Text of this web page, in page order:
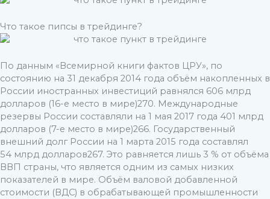
Что такое пипсы в трейдинге?
По данным «Всемирной книги фактов ЦРУ», по
состоянию на 31 декабря 2014 года объём накопленных в
России иностранных инвестиций равнялся 606 млрд
долларов (16-е место в мире)270. Международные
резервы России составляли на 1 мая 2017 года 401 млрд
долларов (7-е место в мире)266. Государственный
внешний долг России на 1 марта 2015 года составлял
54 млрд долларов267. Это равняется лишь 3 % от объёма
ВВП страны, что является одним из самых низких
показателей в мире. Объём валовой добавленной
стоимости (ВДС) в обрабатывающей промышленности